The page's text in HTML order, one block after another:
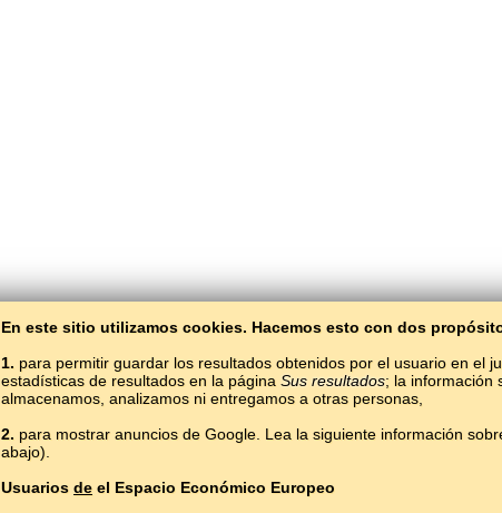
En este sitio utilizamos cookies. Hacemos esto con dos
1. para permitir guardar los resultados obtenidos por el usuario en el
estadísticas de resultados en la página Sus resultados; la información
almacenamos, analizamos ni entregamos a otras personas,
2. para mostrar anuncios de Google. Lea la siguiente información
abajo).
Usuarios de el Espacio Económico Europeo
Todos los